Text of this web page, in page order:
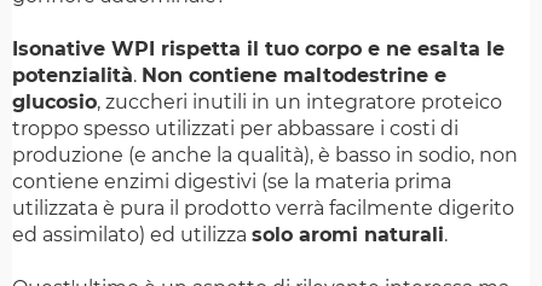
Isonative WPI rispetta il tuo corpo e ne esalta le
potenzialità. Non contiene maltodestrine e
glucosio, zuccheri inutili in un integratore proteico
troppo spesso utilizzati per abbassare i costi di
produzione (e anche la qualità), è basso in sodio, non
contiene enzimi digestivi (se la materia prima
utilizzata è pura il prodotto verrà facilmente digerito
ed assimilato) ed utilizza solo aromi naturali.